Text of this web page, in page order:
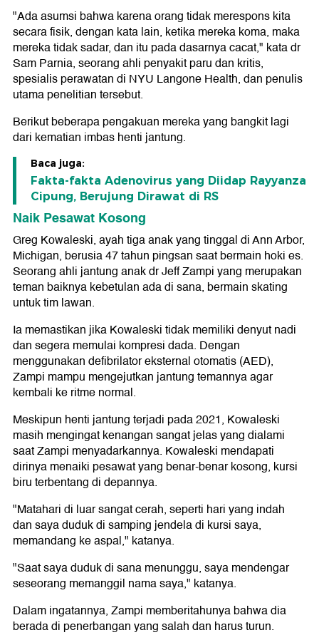
"Ada asumsi bahwa karena orang tidak merespons kita
secara fisik, dengan kata lain, ketika mereka koma, maka
mereka tidak sadar, dan itu pada dasarnya cacat," kata dr
Sam Parnia, seorang ahli penyakit paru dan kritis,
spesialis perawatan di NYU Langone Health, dan penulis
utama penelitian tersebut.
Berikut beberapa pengakuan mereka yang bangkit lagi
dari kematian imbas henti jantung.
Baca juga:
Fakta-fakta Adenovirus yang Diidap Rayyanza
Cipung, Berujung Dirawat di RS
Naik Pesawat Kosong
Greg Kowaleski, ayah tiga anak yang tinggal di Ann Arbor,
Michigan, berusia 47 tahun pingsan saat bermain hoki es.
Seorang ahli jantung anak dr Jeff Zampi yang merupakan
teman baiknya kebetulan ada di sana, bermain skating
untuk tim lawan.
Ia memastikan jika Kowaleski tidak memiliki denyut nadi
dan segera memulai kompresi dada. Dengan
menggunakan defibrilator eksternal otomatis (AED),
Zampi mampu mengejutkan jantung temannya agar
kembali ke ritme normal.
Meskipun henti jantung terjadi pada 2021, Kowaleski
masih mengingat kenangan sangat jelas yang dialami
saat Zampi menyadarkannya. Kowaleski mendapati
dirinya menaiki pesawat yang benar-benar kosong, kursi
biru terbentang di depannya.
"Matahari di luar sangat cerah, seperti hari yang indah
dan saya duduk di samping jendela di kursi saya,
memandang ke aspal," katanya.
"Saat saya duduk di sana menunggu, saya mendengar
seseorang memanggil nama saya," katanya.
Dalam ingatannya, Zampi memberitahunya bahwa dia
berada di penerbangan yang salah dan harus turun.